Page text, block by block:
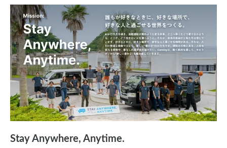
Stay Anywhere, Anytime.